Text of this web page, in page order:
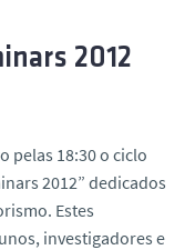
2012
pelas 18:30 o ciclo
2012” dedicados
Estes
investigadores e